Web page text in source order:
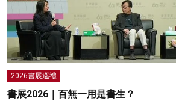
2026書展巡禮
書展2026｜百無一用是書生？